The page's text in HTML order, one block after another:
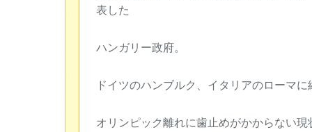
表した
ハンガリー政府。
ドイツのハンブルク、イタリアのローマ
オリンピック離れに歯止めがかからない